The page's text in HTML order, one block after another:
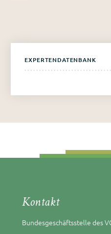
EXPERTENDATENBANK
Kontakt
Bundesgeschäftsstelle des